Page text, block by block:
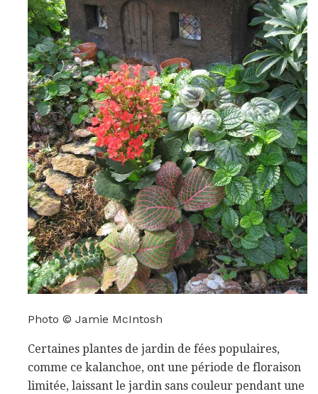
Photo © Jamie McIntosh
Certaines plantes de jardin de fées populaires,
comme ce kalanchoe, ont une période de floraison
limitée, laissant le jardin sans couleur pendant une